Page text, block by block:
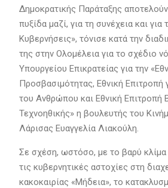
Δημοκρατικής Παράταξης
πυξίδα μαζί, για τη συνέχεια και για
Κυβερνήσεις», τόνισε κατά την
της στην Ολομέλεια για το σχέδιο
Υπουργείου Επικρατείας για την
Προσβασιμότητας, Εθνική Επιτροπή
του Ανθρώπου και Εθνική Επιτροπή
Τεχνοηθικής» η βουλευτής του
Λάρισας Ευαγγελία Λιακούλη.
Σε σχέση, ωστόσο, με το βαρύ
τις κυβερνητικές αστοχίες στη
κακοκαιρίας «Μήδεια», το